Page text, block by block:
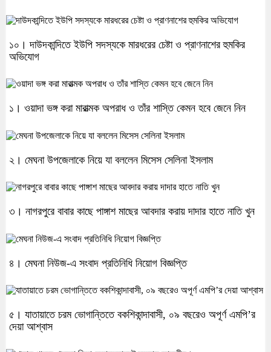
১০। দাউদকান্দিতে ইউপি সদস্যকে মারধরের চেষ্টা ও প্রাণনাশের হুমকির
অভিযোগ
১। ওয়াদা ভঙ্গ করা মারাত্মক অপরাধ ও তাঁর শাস্তি কেমন হবে জেনে নিন
২। মেঘনা উপজেলাকে নিয়ে যা বললেন মিসেস সেলিনা ইসলাম
৩। নাগরপুরে বাবার কাছে পাঙ্গাশ মাছের আবদার করায় দাদার হাতে নাতি খুন
৪। মেঘনা নিউজ-এ সংবাদ প্রতিনিধি নিয়োগ বিজ্ঞপ্তি
৫। যাতায়াতে চরম ভোগান্তিতে বকশিকান্দাবাসী, ০৯ বছরেও অপূর্ণ এমপি’র
দেয়া আশ্বাস